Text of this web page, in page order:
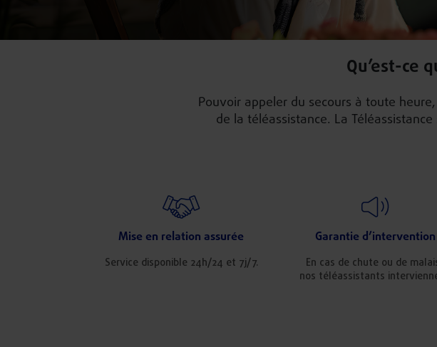
Qu’est-ce
Pouvoir appeler du secours à toute
de la téléassistance. La
personne âgée ou en perte
Mise en relation assurée
Service disponible 24h/24 et 7j/7.
Garantie d’intervention
En cas de chute ou de
nos téléassistants